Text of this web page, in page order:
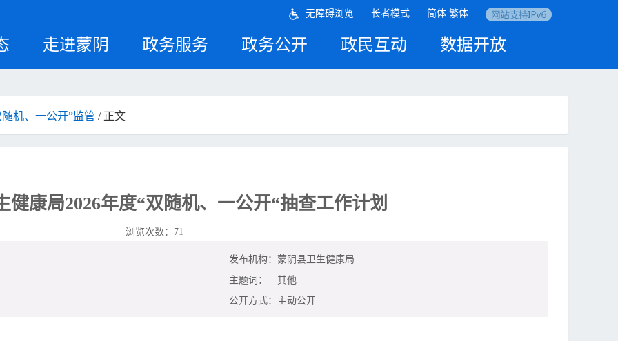
走进蒙阴 政务服务 政务公开 政民互动 数据开放
无障碍浏览 长者模式 简体 繁体
随机、一公开”监管 / 正文
健康局2026年度“双随机、一公开“抽查工作计划
浏览次数： 71
发布机构： 蒙阴县卫生健康局
主题词：
其他
公开方式： 主动公开